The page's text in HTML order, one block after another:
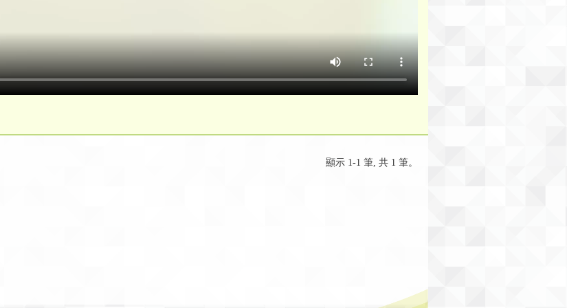
顯示 1-1 筆, 共 1 筆。